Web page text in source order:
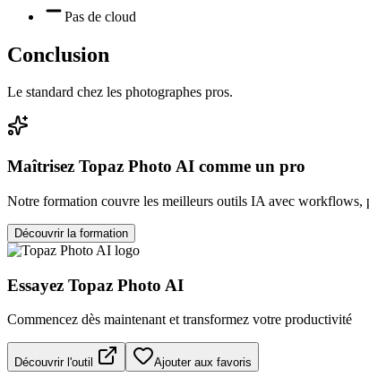
Pas de cloud
Conclusion
Le standard chez les photographes pros.
Maîtrisez Topaz Photo AI comme un pro
Notre formation couvre les meilleurs outils IA avec workflows,
Découvrir la formation
Essayez Topaz Photo AI
Commencez dès maintenant et transformez votre productivité
Découvrir l'outil Ajouter aux favoris